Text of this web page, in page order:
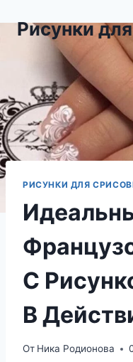
содержимому
Рисунки
РИСУНКИ ДЛЯ
С
В
От Ника Родионова